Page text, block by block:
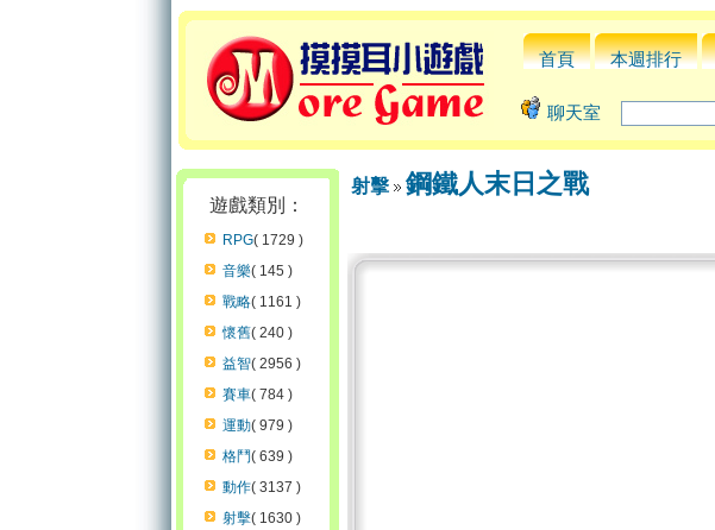
首頁 本週排行
聊天室
遊戲類別：
RPG( 1729 )
音樂( 145 )
戰略( 1161 )
懷舊( 240 )
益智( 2956 )
賽車( 784 )
運動( 979 )
格鬥( 639 )
動作( 3137 )
射擊( 1630 )
射擊 鋼鐵人末日之戰